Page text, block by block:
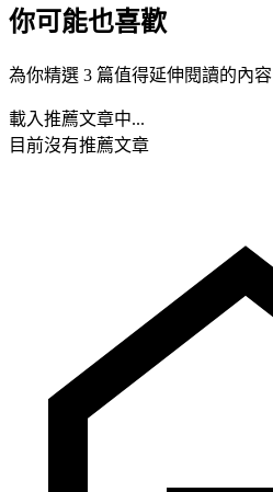
你可能也喜歡
為你精選 3 篇值得延伸閱讀的內容
載入推薦文章中...
目前沒有推薦文章